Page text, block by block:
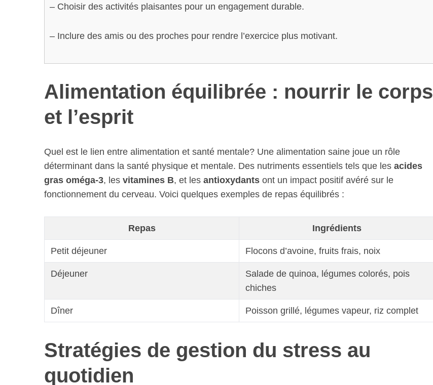
– Choisir des activités plaisantes pour un engagement durable.
– Inclure des amis ou des proches pour rendre l’exercice plus motivant.
Alimentation équilibrée : nourrir le corps
et l’esprit
Quel est le lien entre alimentation et santé mentale? Une alimentation saine joue un rôle
déterminant dans la santé physique et mentale. Des nutriments essentiels tels que les acides
gras oméga-3, les vitamines B, et les antioxydants ont un impact positif avéré sur le
fonctionnement du cerveau. Voici quelques exemples de repas équilibrés :
Repas Ingrédients
Petit déjeuner Flocons d’avoine, fruits frais, noix
Déjeuner
Salade de quinoa, légumes colorés, pois
chiches
Dîner Poisson grillé, légumes vapeur, riz complet
Stratégies de gestion du stress au
quotidien